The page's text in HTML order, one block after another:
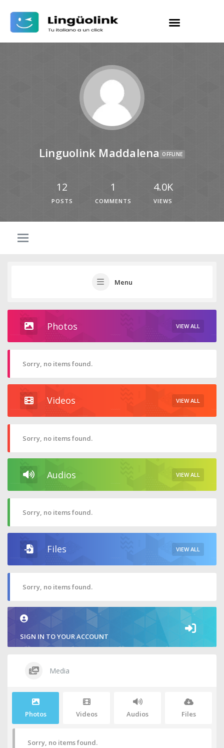
Linguolink Maddalena OFFLINE
12
POSTS
1
COMMENTS
4.0K
VIEWS
Menu
Photos VIEW ALL
Sorry, no items found.
Videos VIEW ALL
Sorry, no items found.
Audios VIEW ALL
Sorry, no items found.
Files VIEW ALL
Sorry, no items found.
SIGN IN TO YOUR ACCOUNT
Media
Photos Videos Audios Files
Sorry, no items found.